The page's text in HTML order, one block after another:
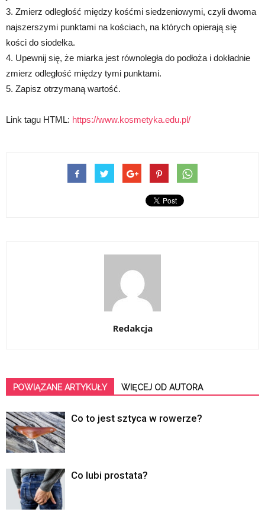
3. Zmierz odległość między kośćmi siedzeniowymi, czyli dwoma
najszerszymi punktami na kościach, na których opierają się
kości do siodełka.
4. Upewnij się, że miarka jest równoległa do podłoża i dokładnie
zmierz odległość między tymi punktami.
5. Zapisz otrzymaną wartość.
Link tagu HTML: https://www.kosmetyka.edu.pl/
Redakcja
POWIĄZANE ARTYKUŁY WIĘCEJ OD AUTORA
Co to jest sztyca w rowerze?
Co lubi prostata?